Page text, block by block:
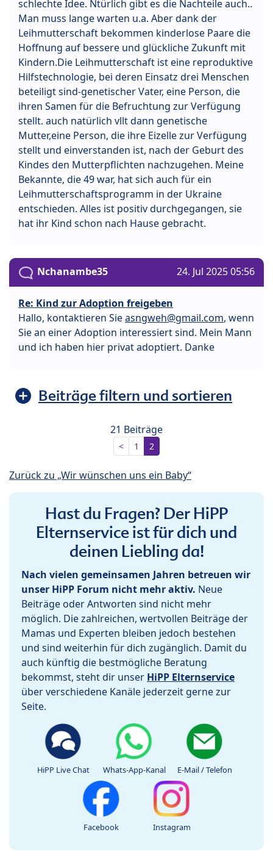
schlechte Idee. Ntürlich gibt es die Nachteile auch..
Man muss lange warten u.a. Aber dank der
Leihmutterschaft bekommen kinderlose Paare die
Hoffnung auf bessere und glückliche Zukunft mit
Kindern.Die Leihmutterschaft ist eine reproduktive
Hilfstechnologie, bei deren Einsatz drei Menschen
beteiligt sind-genetischer Vater, eine Person, die
ihren Samen für die Befruchtung zur Verfügung
stellt. auch natürlich vllt dann genetische
Mutter,eine Person, die ihre Eizelle zur Verfügung
stellt und einverstanden ist, nach der Geburt des
Kindes den Mutterpflichten nachzugehen. Meine
Bekannte, die 49 war, hat sich auch für ein
Leihmutterschaftsprogramm in der Ukraine
entschieden. Alles ist positiv durchgegangen, sie
hat ihr Kind schon nach Hause gebracht.
Nchanambe35 24. Jul 2025 05:56
Re: Kind zur Adoption freigeben
Hallo, kontaktieren Sieasngweh@gmail.com, wenn
Sie an einer Adoption interessiert sind. Mein Mann
und ich haben hier privat adoptiert. Danke
Beiträge filtern und sortieren
21 Beiträge
< 1 2
Zurück zu „Wir wünschen uns ein Baby“
Hast du Fragen? Der HiPP
Elternservice ist für dich und
deinen Liebling da!
Nach vielen gemeinsamen Jahren betreuen wir
unser HiPP Forum nicht mehr aktiv. Neue
Beiträge oder Antworten sind nicht mehr
möglich. Die zahlreichen, wertvollen Beiträge der
Mamas und Experten bleiben jedoch bestehen
und sind weiterhin für dich zugänglich. Damit du
auch künftig die bestmögliche Beratung
bekommst, steht dir unser HiPP Elternservice
über verschiedene Kanäle jederzeit gerne zur
Seite.
HiPP Live Chat Whats-App-Kanal E-Mail / Telefon
Facebook Instagram